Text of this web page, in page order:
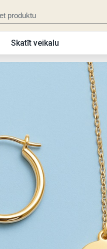
Skatīt veikalu